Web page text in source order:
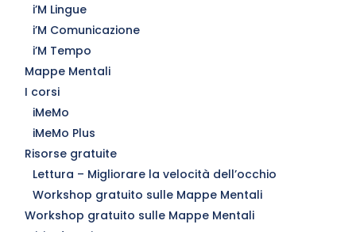
i’M Lingue
i’M Comunicazione
i’M Tempo
Mappe Mentali
I corsi
iMeMo
iMeMo Plus
Risorse gratuite
Lettura – Migliorare la velocità dell’occhio
Workshop gratuito sulle Mappe Mentali
Workshop gratuito sulle Mappe Mentali